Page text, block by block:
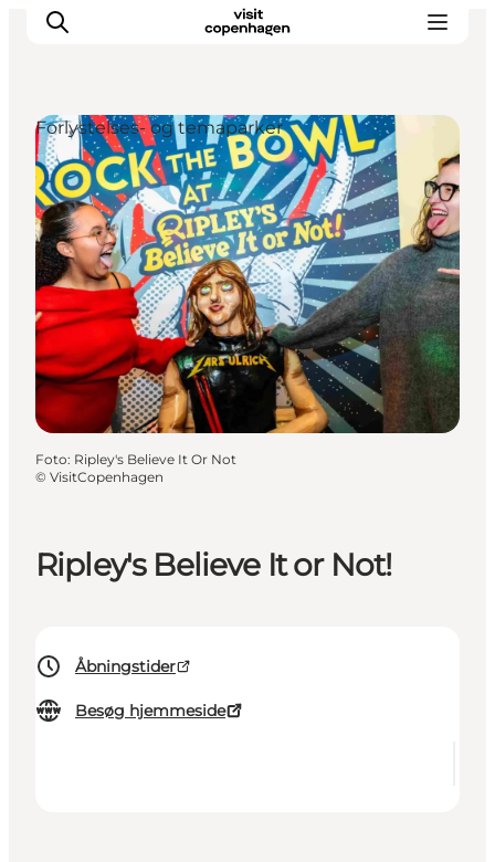
This is Copenhagen
Aktiviteter
Spis & drik
Områder
Planlæg din tur
CopenPay
Copenhagen Card
Ripley's Believe It or Not!
Åbningstider
Besøg hjemmeside
Forlystelses- og temaparker
Foto: Ripley's Believe It Or Not
© VisitCopenhagen